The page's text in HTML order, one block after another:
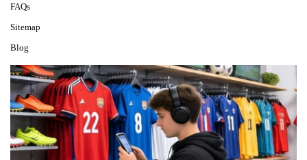
FAQs
Sitemap
Blog